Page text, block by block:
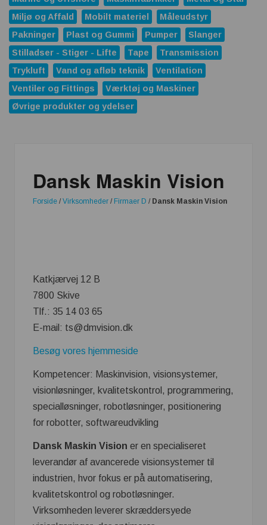
Miljø og Affald
Mobilt materiel
Måleudstyr
Pakninger
Plast og Gummi Pumper
Slanger
Stilladser - Stiger - Lifte
Tape
Transmission
Trykluft
Vand og afløb teknik
Ventilation
Ventiler og Fittings
Værktøj og Maskiner
Øvrige produkter og ydelser
Dansk Maskin Vision
Forside / Virksomheder / Firmaer D / Dansk Maskin Vision
Katkjærvej 12 B
7800 Skive
Tlf.: 35 14 03 65
E-mail: ts@dmvision.dk
Besøg vores hjemmeside
Kompetencer: Maskinvision, visionsystemer,
visionløsninger, kvalitetskontrol, programmering,
specialløsninger, robotløsninger, positionering
for robotter, softwareudvikling
Dansk Maskin Vision er en specialiseret
leverandør af avancerede visionsystemer til
industrien, hvor fokus er på automatisering,
kvalitetskontrol og robotløsninger.
Virksomheden leverer skræddersyede